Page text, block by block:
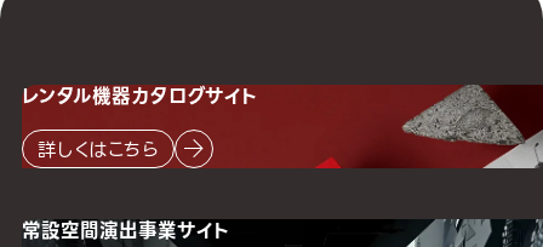
レンタル機器カタログサイト
詳しくはこちら
常設空間演出事業サイト